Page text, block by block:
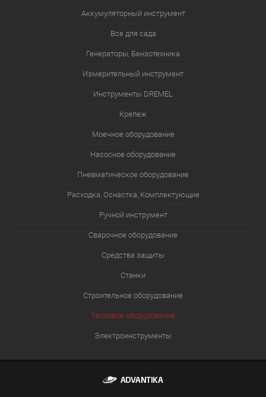
Аккумуляторный инструмент
Все для сада
Генераторы, Бензотехника
Измерительный инструмент
Инструменты DREMEL
Крепеж
Моечное оборудование
Насосное оборудование
Пневматическое оборудование
Расходка, Оснастка, Комплектующие
Ручной инструмент
Сварочное оборудование
Средства защиты
Станки
Строительное оборудование
Тепловое оборудование
Электроинструменты